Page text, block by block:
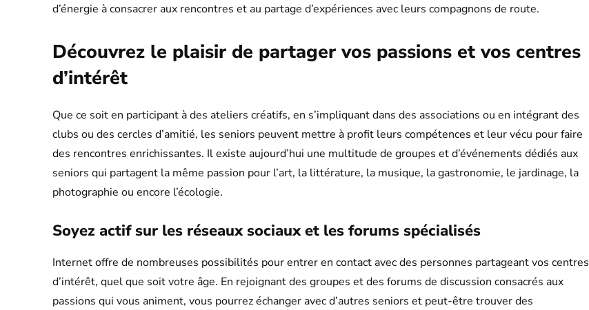
d’énergie à consacrer aux rencontres et au partage d’expériences avec leurs compagnons de route.
Découvrez le plaisir de partager vos passions et vos centres
d’intérêt
Que ce soit en participant à des ateliers créatifs, en s’impliquant dans des associations ou en intégrant des
clubs ou des cercles d’amitié, les seniors peuvent mettre à profit leurs compétences et leur vécu pour faire
des rencontres enrichissantes. Il existe aujourd’hui une multitude de groupes et d’événements dédiés aux
seniors qui partagent la même passion pour l’art, la littérature, la musique, la gastronomie, le jardinage, la
photographie ou encore l’écologie.
Soyez actif sur les réseaux sociaux et les forums spécialisés
Internet offre de nombreuses possibilités pour entrer en contact avec des personnes partageant vos centres
d’intérêt, quel que soit votre âge. En rejoignant des groupes et des forums de discussion consacrés aux
passions qui vous animent, vous pourrez échanger avec d’autres seniors et peut-être trouver des